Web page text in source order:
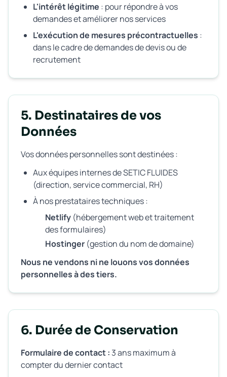
L'intérêt légitime : pour répondre à vos
demandes et améliorer nos services
L'exécution de mesures précontractuelles :
dans le cadre de demandes de devis ou de
recrutement
5. Destinataires de vos
Données
Vos données personnelles sont destinées :
Aux équipes internes de SETIC FLUIDES
(direction, service commercial, RH)
À nos prestataires techniques :
Netlify (hébergement web et traitement
des formulaires)
Hostinger (gestion du nom de domaine)
Nous ne vendons ni ne louons vos données
personnelles à des tiers.
6. Durée de Conservation
Formulaire de contact : 3 ans maximum à
compter du dernier contact